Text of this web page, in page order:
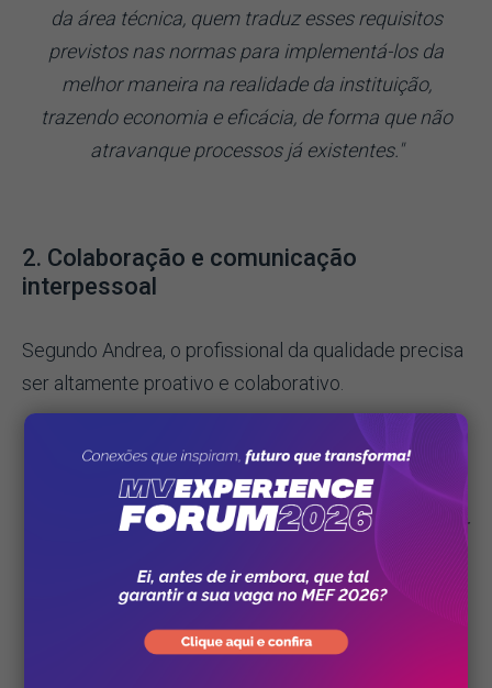
da área técnica, quem traduz esses requisitos
previstos nas normas para implementá-los da
melhor maneira na realidade da instituição,
trazendo economia e eficácia, de forma que não
atravanque processos já existentes."
2. Colaboração e comunicação
interpessoal
Segundo Andrea, o profissional da qualidade precisa
ser altamente proativo e colaborativo.
"Como ele não é especialista em todas as áreas,
precisa compartilhar conhecimento e ter alta
capacidade de se comunicar. Deve, ainda, trabalhar
em conjunto com outros gestores para que os
profissionais que atendem diretamente o paciente
alcancem um trabalho de qualidade que é
percebido pelo cliente", argumenta a especialista.